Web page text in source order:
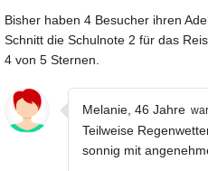
Bisher haben 4 Besucher ihren
Schnitt die Schulnote 2 für das
4 von 5 Sternen.
Melanie, 46 Jahre
Teilweise
sonnig mit